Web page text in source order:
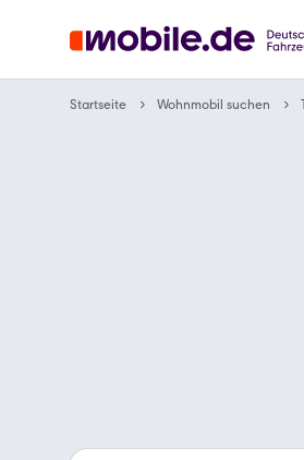
Startseite Wohnmobil suchen